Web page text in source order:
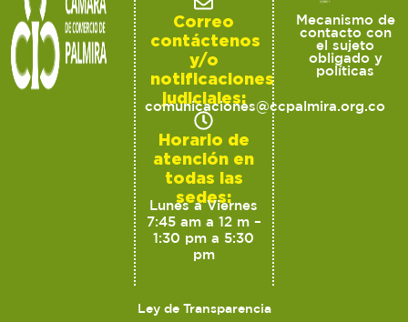
Correo
contáctenos
y/o
notificaciones
judiciales:
comunicaciones@ccpalmira.org.co
Horario de
atención en
todas las
sedes:
Lunes a Viernes
7:45 am a 12 m –
1:30 pm a 5:30
pm
Mecanismo de
contacto con
el sujeto
obligado y
políticas
Ley de Transparencia